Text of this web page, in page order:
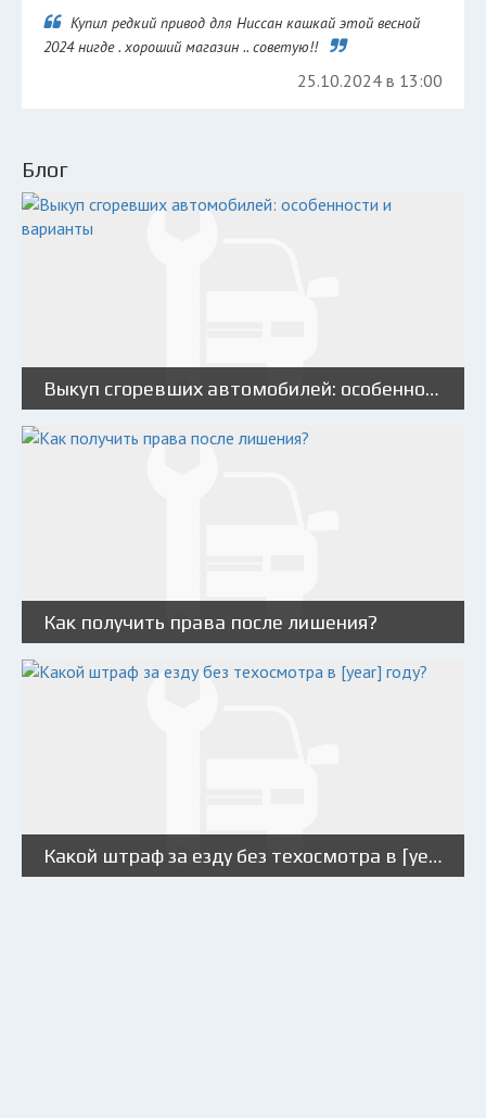
Купил редкий привод для Ниссан кашкай этой весной
2024 нигде . хороший магазин .. советую!!
25.10.2024 в 13:00
Блог
Выкуп сгоревших автомобилей: особенности и варианты
Как получить права после лишения?
Какой штраф за езду без техосмотра в [year] году?